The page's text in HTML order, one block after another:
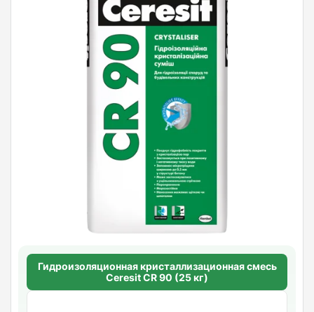
Гидроизоляционная кристаллизационная смесь
Ceresit CR 90 (25 кг)